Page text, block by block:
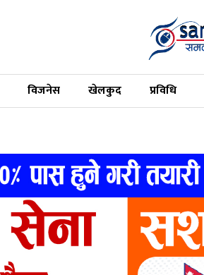
विजनेस खेलकुद प्रविधि